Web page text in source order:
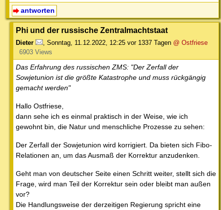
antworten
Phi und der russische Zentralmachtstaat
Dieter Sonntag, 11.12.2022, 12:25 vor 1337 Tagen @ Ostfriese
6903 Views
Das Erfahrung des russischen ZMS: "Der Zerfall der
Sowjetunion ist die größte Katastrophe und muss rückgängig
gemacht werden"
Hallo Ostfriese,
dann sehe ich es einmal praktisch in der Weise, wie ich
gewohnt bin, die Natur und menschliche Prozesse zu sehen:
Der Zerfall der Sowjetunion wird korrigiert. Da bieten sich Fibo-
Relationen an, um das Ausmaß der Korrektur anzudenken.
Geht man von deutscher Seite einen Schritt weiter, stellt sich die
Frage, wird man Teil der Korrektur sein oder bleibt man außen
vor?
Die Handlungsweise der derzeitigen Regierung spricht eine